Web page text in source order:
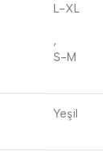
L-XL
,
S-M
Yeşil